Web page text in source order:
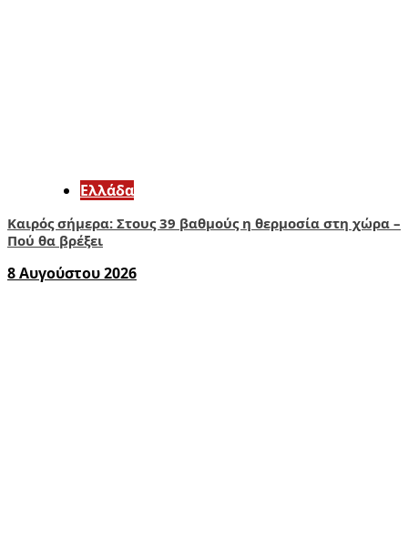
Ελλάδα
Καιρός σήμερα: Στους 39 βαθμούς η θερμοσία στη χώρα –
Πού θα βρέξει
8 Αυγούστου 2026